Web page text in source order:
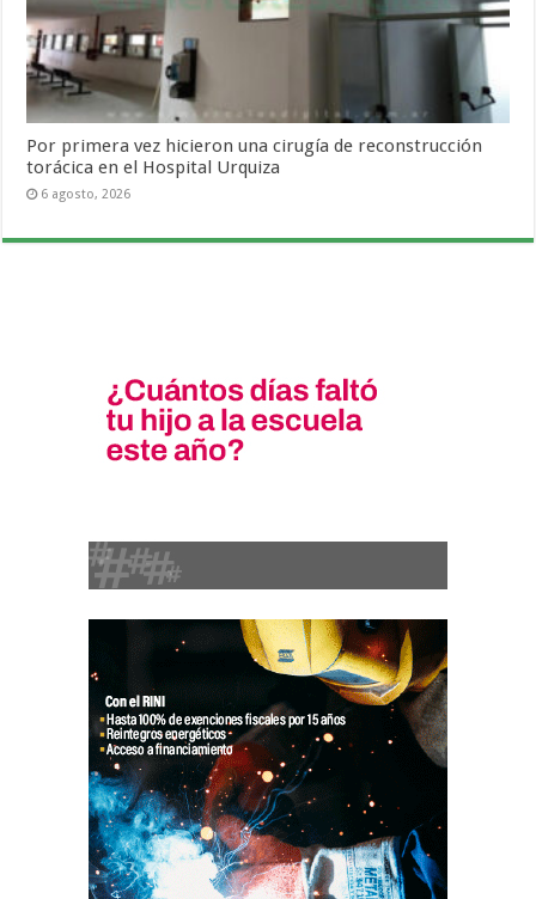
Por primera vez hicieron una cirugía de reconstrucción
torácica en el Hospital Urquiza
6 agosto, 2026